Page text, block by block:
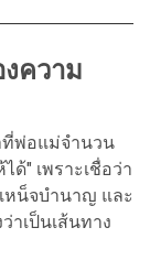
ความ
ที่พ่อแม่จำนวน
ด้" เพราะเชื่อว่า
หน็จบำนาญ และ
าเป็นเส้นทาง